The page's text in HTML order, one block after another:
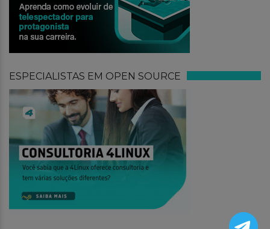
ESPECIALISTAS EM OPEN SOURCE